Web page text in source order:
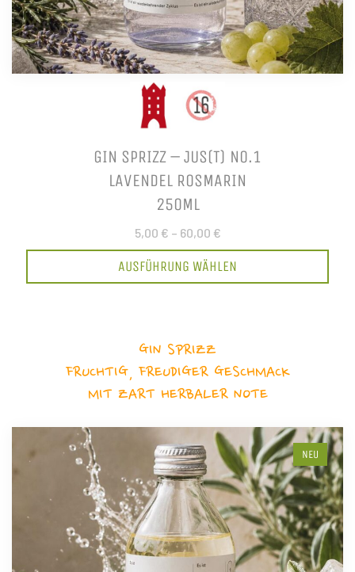
GIN SPRIZZ – JUS(T) NO.1
LAVENDEL ROSMARIN
250ML
5,00 € – 60,00 €
AUSFÜHRUNG WÄHLEN
GIN SPRIZZ
FRUCHTIG, FREUDIGER GESCHMACK
MIT ZART HERBALER NOTE
NEU